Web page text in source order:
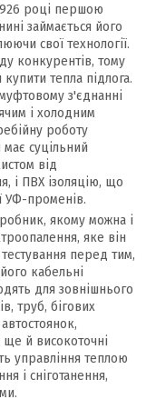
році першою
займається його
свої технології.
конкурентів, тому
тепла підлога.
з'єднанні
і холодним
роботу
суцільний
від
і ПВХ ізоляцію, що
УФ-променів.
якому можна і
яке він
перед тим,
кабельні
для зовнішнього
труб, бігових
й високоточні
управління теплою
і сніготанення,